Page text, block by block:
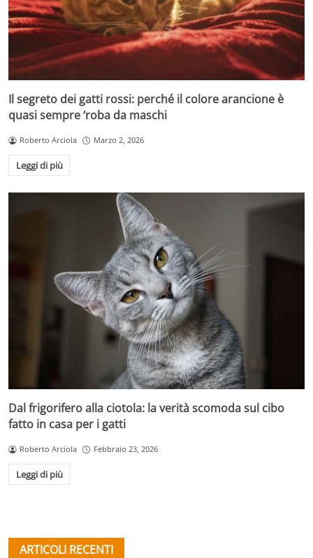
Il segreto dei gatti rossi: perché il colore arancione è
quasi sempre ‘roba da maschi
Roberto Arciola Marzo 2, 2026
Leggi di più
Dal frigorifero alla ciotola: la verità scomoda sul cibo
fatto in casa per i gatti
Roberto Arciola Febbraio 23, 2026
Leggi di più
ARTICOLI RECENTI